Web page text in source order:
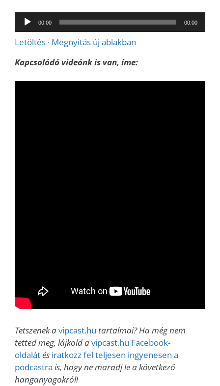
Audió
lejátszó
00:00 00:00
Letöltés · Megnyitás új ablakban
Kapcsolódó videónk is van, íme:
Tetszenek avipcast.hu tartalmai? Ha még nem
tetted meg, lájkold avipcast.hu Facebook-
oldalátés iratkozz fel teljesen ingyenesen a
podcastra is, hogy ne maradj le a következő
hanganyagokról!